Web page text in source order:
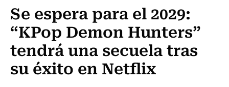
Se espera para el 2029:
“KPop Demon Hunters”
tendrá una secuela tras
su éxito en Netflix